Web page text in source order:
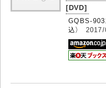
[DVD]
GQBS-
込）